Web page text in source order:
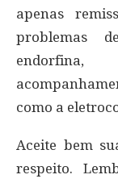
apenas
problemas
endorfina,
como a
Aceite bem
respeito.